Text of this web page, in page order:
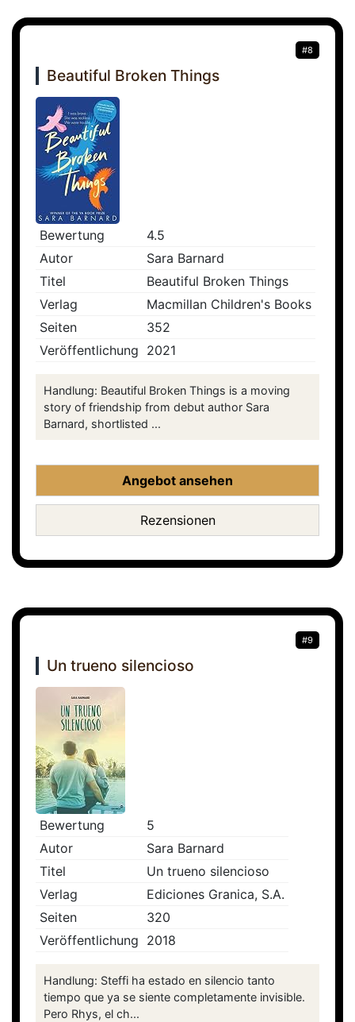
#8
Beautiful Broken Things
Bewertung
4.5
Autor
Sara Barnard
Titel
Beautiful Broken Things
Verlag
Macmillan Children's Books
Seiten
352
Veröffentlichung 2021
Handlung: Beautiful Broken Things is a moving
story of friendship from debut author Sara
Barnard, shortlisted ...
Angebot ansehen
Rezensionen
#9
Un trueno silencioso
Bewertung
5
Autor
Sara Barnard
Titel
Un trueno silencioso
Verlag
Ediciones Granica, S.A.
Seiten
320
Veröffentlichung 2018
Handlung: Steffi ha estado en silencio tanto
tiempo que ya se siente completamente invisible.
Pero Rhys, el ch...